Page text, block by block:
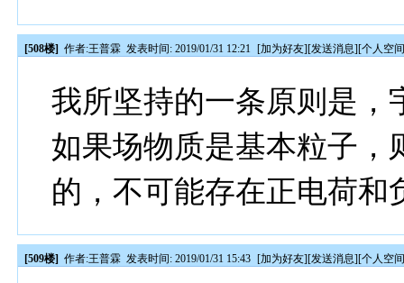
[508楼] 作者:王普霖 发表时间: 2019/01/31 12:21 [加为好友][发送消息][个人空
我所坚持的一条原则是，
如果场物质是基本粒子，
的，不可能存在正电荷和
[509楼] 作者:王普霖 发表时间: 2019/01/31 15:43 [加为好友][发送消息][个人空